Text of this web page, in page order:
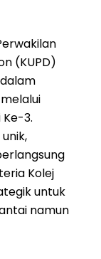
(KUPD)
3.
Kolej
untuk
namun